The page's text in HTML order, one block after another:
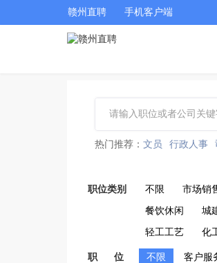
赣州直聘 手机客户端
热门推荐： 文员 行政人事
职位类别 不限 市场销
餐饮休闲 城
轻工工艺 化
职 位 不限 客户服